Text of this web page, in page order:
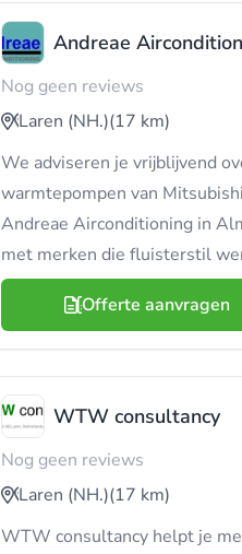
Andreae
Nog geen reviews
Laren (NH.)(17 km)
We adviseren je vrijblijvend
warmtepompen van
Andreae Airconditioning in
met merken die fluisterstil
Offerte aanvragen
WTW consultancy
Nog geen reviews
Laren (NH.)(17 km)
WTW consultancy helpt je